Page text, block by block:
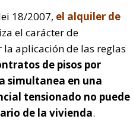
18/2007, el alquiler de
el carácter de
aplicación de las reglas
de pisos por
simultanea en una
tensionado no puede
de la vivienda.